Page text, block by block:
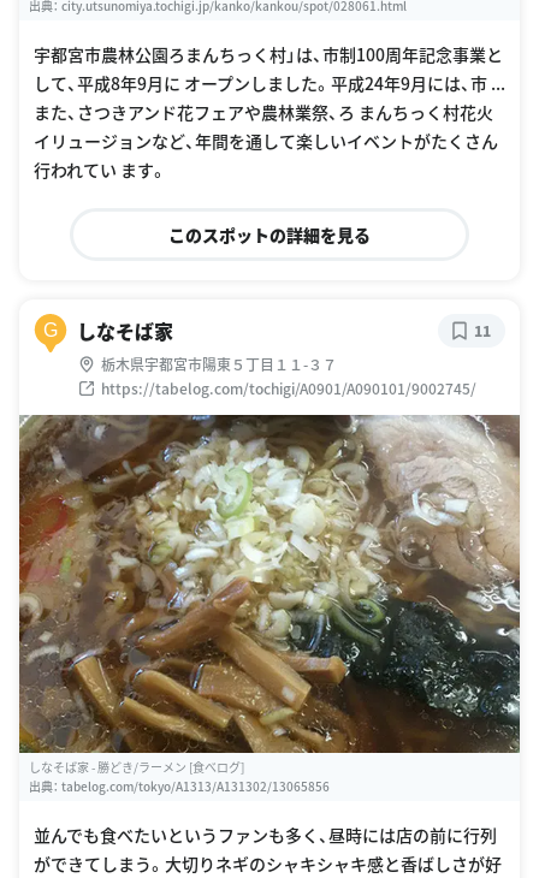
出典： city.utsunomiya.tochigi.jp/kanko/kankou/spot/028061.html
宇都宮市農林公園ろまんちっく村」は、市制100周年記念事業と
して、平成8年9月に オープンしました。平成24年9月には、市 ...
また、さつきアンド花フェアや農林業祭、ろ まんちっく村花火
イリュージョンなど、年間を通して楽しいイベントがたくさん
行われてい ます。
このスポットの詳細を見る
G しなそば家
栃木県宇都宮市陽東５丁目１１-３７
https://tabelog.com/tochigi/A0901/A090101/9002745/
11
しなそば家 - 勝どき/ラーメン [食べログ]
出典： tabelog.com/tokyo/A1313/A131302/13065856
並んでも食べたいというファンも多く、昼時には店の前に行列
ができてしまう。大切りネギのシャキシャキ感と香ばしさが好